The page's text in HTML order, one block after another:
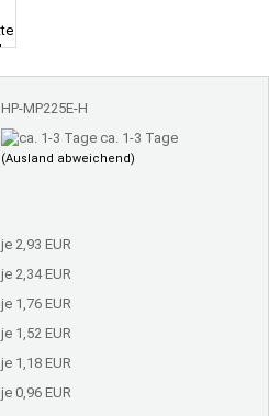
HP-MP225E-H
ca. 1-3 Tage
(Ausland abweichend)
je 2,93 EUR
je 2,34 EUR
je 1,76 EUR
je 1,52 EUR
je 1,18 EUR
je 0,96 EUR